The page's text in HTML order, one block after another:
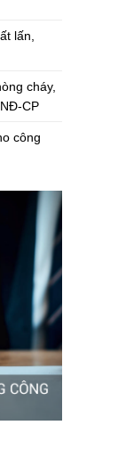
lấn,
cháy,
CP
công